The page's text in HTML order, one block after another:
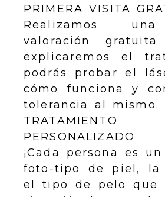
PRIMERA VISITA
Realizamos
valoración
explicaremos el
podrás probar el
cómo funciona y
tolerancia al mismo.
PERSONALIZADO
¡Cada persona es
foto-tipo de piel, la
el tipo de pelo que